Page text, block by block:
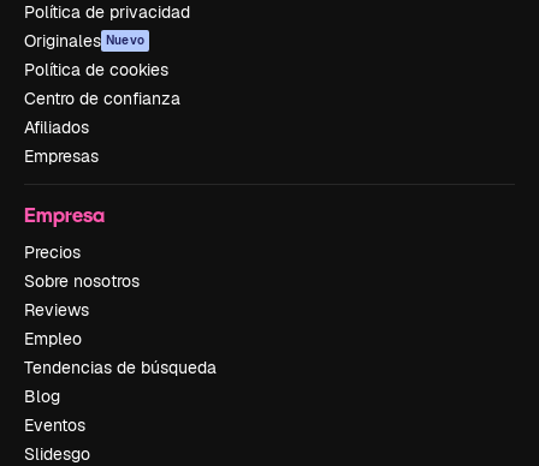
Política de privacidad
Originales Nuevo
Política de cookies
Centro de confianza
Afiliados
Empresas
Empresa
Precios
Sobre nosotros
Reviews
Empleo
Tendencias de búsqueda
Blog
Eventos
Slidesgo